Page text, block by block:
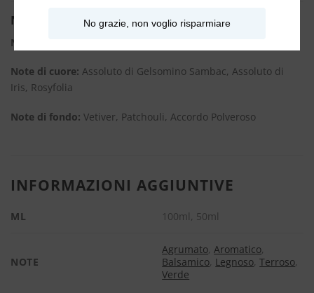
Note Olfattive
Note di testa:
Note di cuore: Assoluto di Gelsomino Sambac, Assoluto di
Iris, Rosyfolia
Note di fondo: Vetiver, Patchouli, Accordo Polveroso
INFORMAZIONI AGGIUNTIVE
ML 100ml, 50ml
NOTE
Agrumato,Aromatico,
Balsamico, Legnoso,Terroso,
Verde
No grazie, non voglio risparmiare